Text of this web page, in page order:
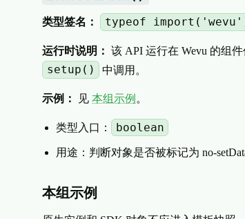
类型签名： typeof
运行时说明： 该 API 运行在 Wevu 的组
setup() 中调用。
示例： 见 本组示例 。
类型入口： boolean
用途：判断对象是否被标记为 no-
本组示例